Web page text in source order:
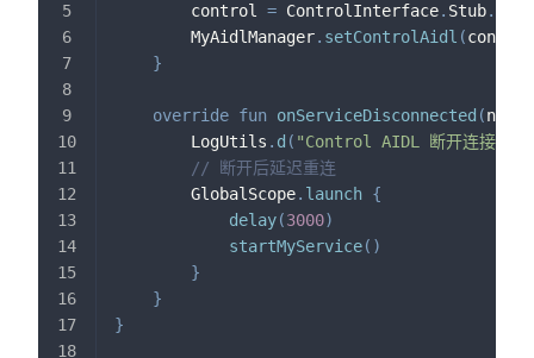
        control
= ControlInterface. Stub.
        MyAidlManager
. setControlAidl (control
}
override fun onServiceDisconnected (name
        LogUtils
. d ( "Control AIDL 断开连接"
// 断开后延迟重连
        GlobalScope
. launch {
delay(3000)
startMyService( )
}
}
}